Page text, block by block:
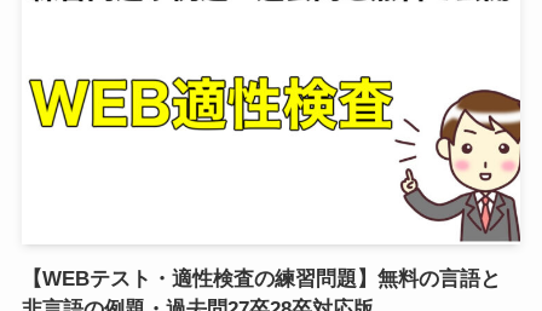
【WEBテスト・適性検査の練習問題】無料の言語と